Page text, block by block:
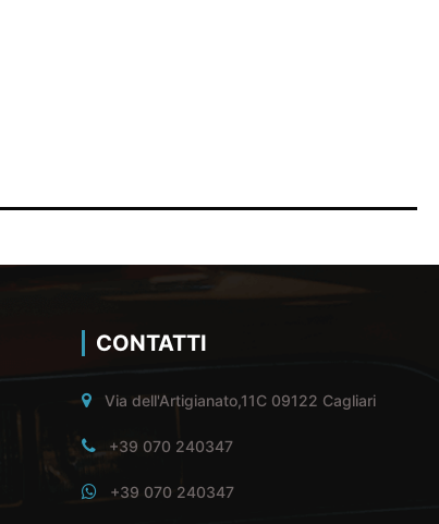
CONTATTI
Via dell'Artigianato,11C 09122 Cagliari
+39 070 240347
+39 070 240347